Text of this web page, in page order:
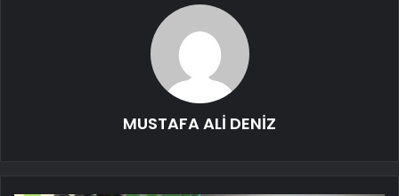
MUSTAFA ALİ DENİZ